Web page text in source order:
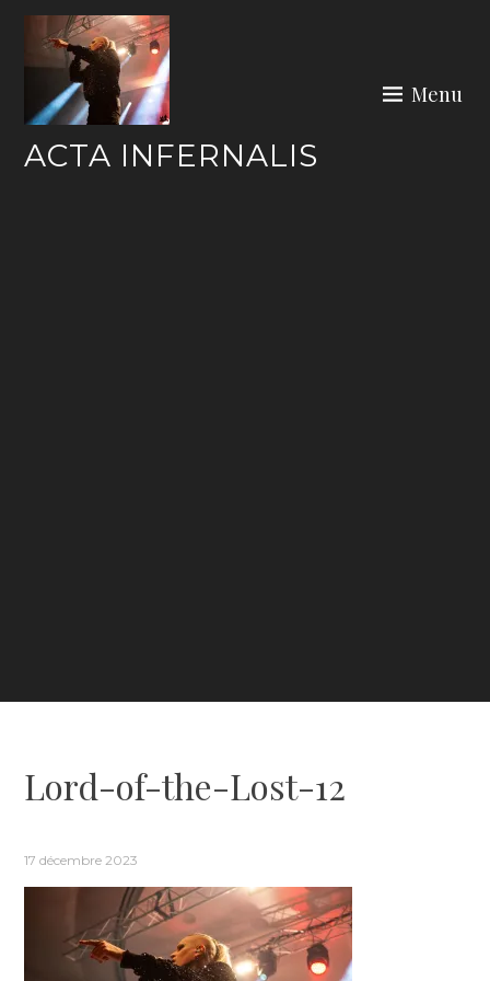
Skip
content
ACTA INFERNALIS
Menu
Lord-of-the-Lost-12
17 décembre 2023